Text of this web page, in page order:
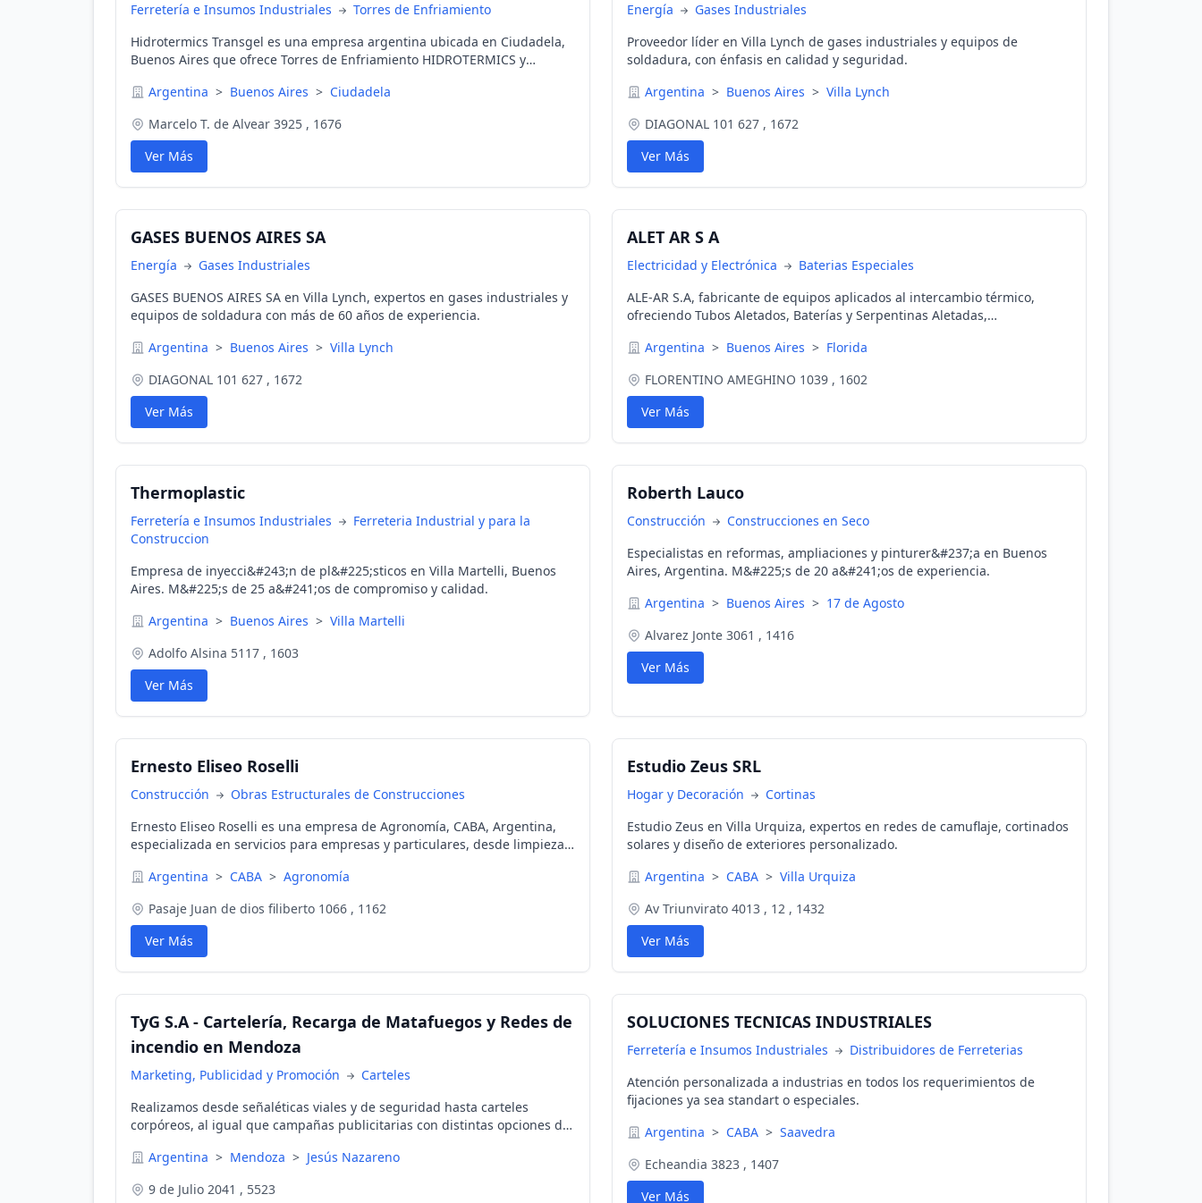
Ferretería e Insumos Industriales
Torres de Enfriamiento
Hidrotermics Transgel es una empresa argentina ubicada en Ciudadela,
Buenos Aires que ofrece Torres de Enfriamiento HIDROTERMICS y
industrial.
Argentina > Buenos Aires > Ciudadela
Marcelo T. de Alvear 3925 , 1676
Ver Más
Energía
Gases Industriales
Proveedor líder en Villa Lynch de gases industriales y equipos de
soldadura, con énfasis en calidad y seguridad.
Argentina > Buenos Aires > Villa Lynch
DIAGONAL 101 627 , 1672
Ver Más
GASES BUENOS AIRES SA
Energía
Gases Industriales
GASES BUENOS AIRES SA en Villa Lynch, expertos en gases industriales y
equipos de soldadura con más de 60 años de experiencia.
Argentina > Buenos Aires > Villa Lynch
DIAGONAL 101 627 , 1672
Ver Más
ALET AR S A
Electricidad y Electrónica
Baterias Especiales
ALE-AR S.A, fabricante de equipos aplicados al intercambio térmico,
ofreciendo Tubos Aletados, Baterías y Serpentinas Aletadas,
experiencia ubicados en Florida, Buenos Aires, Argentina.
Argentina > Buenos Aires > Florida
FLORENTINO AMEGHINO 1039 , 1602
Ver Más
Thermoplastic
Ferretería e Insumos Industriales
Ferreteria Industrial y para la
Construccion
Empresa de inyecci&#243;n de pl&#225;sticos en Villa Martelli, Buenos
Aires. M&#225;s de 25 a&#241;os de compromiso y calidad.
Argentina > Buenos Aires > Villa Martelli
Adolfo Alsina 5117 , 1603
Ver Más
Roberth Lauco
Construcción
Construcciones en Seco
Especialistas en reformas, ampliaciones y pinturer&#237;a en Buenos
Aires, Argentina. M&#225;s de 20 a&#241;os de experiencia.
Argentina > Buenos Aires > 17 de Agosto
Alvarez Jonte 3061 , 1416
Ver Más
Ernesto Eliseo Roselli
Construcción
Obras Estructurales de Construcciones
Ernesto Eliseo Roselli es una empresa de Agronomía, CABA, Argentina,
especializada en servicios para empresas y particulares, desde limpieza
Argentina > CABA > Agronomía
Pasaje Juan de dios filiberto 1066 , 1162
Ver Más
Estudio Zeus SRL
Hogar y Decoración
Cortinas
Estudio Zeus en Villa Urquiza, expertos en redes de camuflaje, cortinados
solares y diseño de exteriores personalizado.
Argentina > CABA > Villa Urquiza
Av Triunvirato 4013 , 12 , 1432
Ver Más
TyG S.A - Cartelería, Recarga de Matafuegos y Redes de
incendio en Mendoza
Marketing, Publicidad y Promoción
Carteles
Realizamos desde señaléticas viales y de seguridad hasta carteles
corpóreos, al igual que campañas publicitarias con distintas opciones de
extintores.
Argentina > Mendoza > Jesús Nazareno
9 de Julio 2041 , 5523
SOLUCIONES TECNICAS INDUSTRIALES
Ferretería e Insumos Industriales
Distribuidores de Ferreterias
Atención personalizada a industrias en todos los requerimientos de
fijaciones ya sea standart o especiales.
Argentina > CABA > Saavedra
Echeandia 3823 , 1407
Ver Más